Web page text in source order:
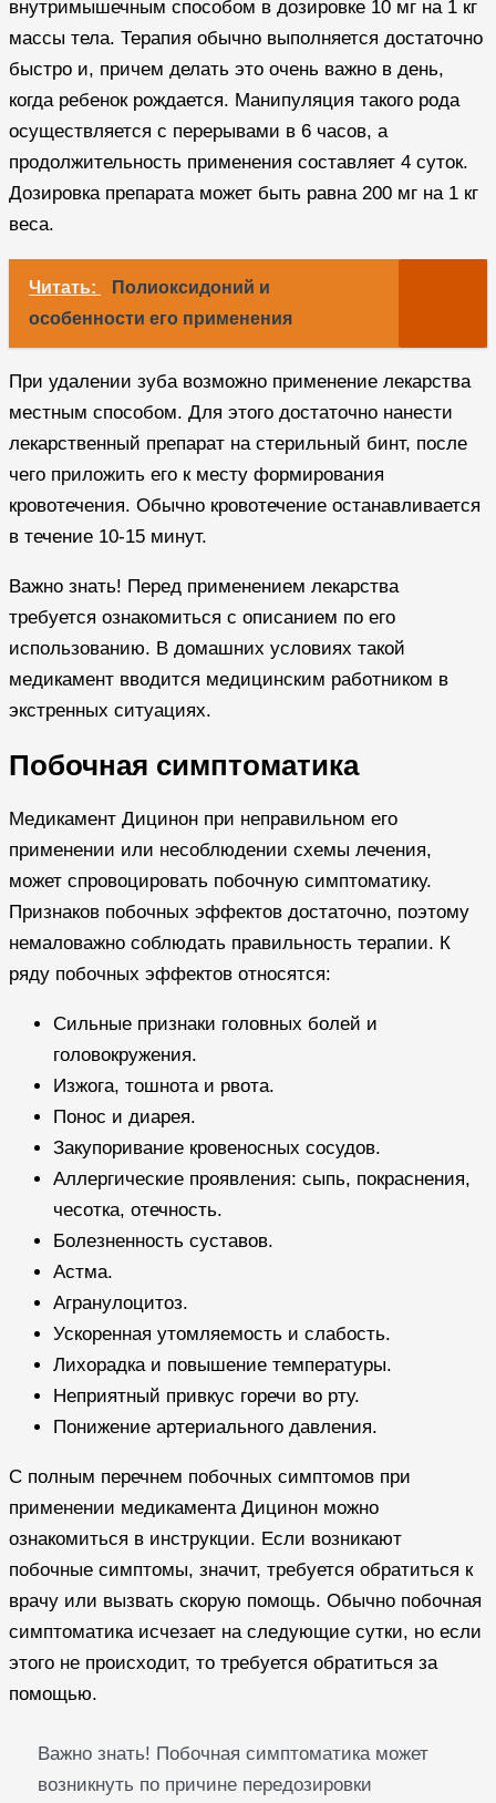
внутримышечным способом в дозировке 10 мг на 1 кг
массы тела. Терапия обычно выполняется достаточно
быстро и, причем делать это очень важно в день,
когда ребенок рождается. Манипуляция такого рода
осуществляется с перерывами в 6 часов, а
продолжительность применения составляет 4 суток.
Дозировка препарата может быть равна 200 мг на 1 кг
веса.
Читать:
Полиоксидоний и
особенности его применения
При удалении зуба возможно применение лекарства
местным способом. Для этого достаточно нанести
лекарственный препарат на стерильный бинт, после
чего приложить его к месту формирования
кровотечения. Обычно кровотечение останавливается
в течение 10-15 минут.
Важно знать! Перед применением лекарства
требуется ознакомиться с описанием по его
использованию. В домашних условиях такой
медикамент вводится медицинским работником в
экстренных ситуациях.
Побочная симптоматика
Медикамент Дицинон при неправильном его
применении или несоблюдении схемы лечения,
может спровоцировать побочную симптоматику.
Признаков побочных эффектов достаточно, поэтому
немаловажно соблюдать правильность терапии. К
ряду побочных эффектов относятся:
Сильные признаки головных болей и
головокружения.
Изжога, тошнота и рвота.
Понос и диарея.
Закупоривание кровеносных сосудов.
Аллергические проявления: сыпь, покраснения,
чесотка, отечность.
Болезненность суставов.
Астма.
Агранулоцитоз.
Ускоренная утомляемость и слабость.
Лихорадка и повышение температуры.
Неприятный привкус горечи во рту.
Понижение артериального давления.
С полным перечнем побочных симптомов при
применении медикамента Дицинон можно
ознакомиться в инструкции. Если возникают
побочные симптомы, значит, требуется обратиться к
врачу или вызвать скорую помощь. Обычно побочная
симптоматика исчезает на следующие сутки, но если
этого не происходит, то требуется обратиться за
помощью.
Важно знать! Побочная симптоматика может
возникнуть по причине передозировки